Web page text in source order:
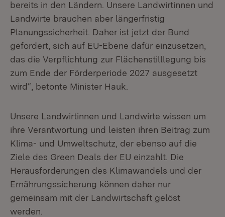
bereits in den Ländern. Unsere Landwirtinnen und
Landwirte brauchen aber längerfristig
Planungssicherheit. Daher ist jetzt der Bund
gefordert, sich auf EU-Ebene dafür einzusetzen,
das die Verpflichtung zur Flächenstilllegung bis
zum Ende der Förderperiode 2027 ausgesetzt
wird“, betonte Minister Hauk.
Unsere Landwirtinnen und Landwirte wissen um
ihre Verantwortung und leisten ihren Beitrag zum
Klima- und Umweltschutz, der ebenso auf die
Ziele des Green Deals der EU einzahlt. Die
Herausforderungen des Klimawandels und der
Ernährungssicherung können daher nur
gemeinsam mit der Landwirtschaft gelöst
werden.